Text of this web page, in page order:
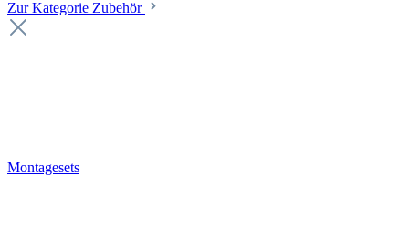
Zur Kategorie Zubehör
Montagesets